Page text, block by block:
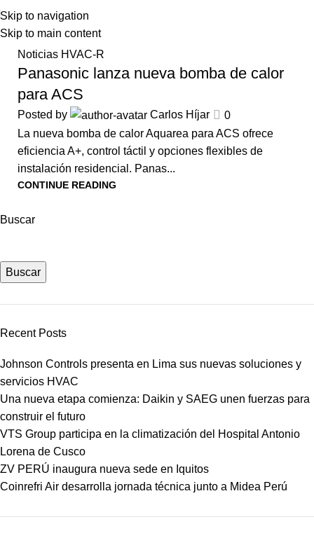
Skip to navigation
Skip to main content
21
Noticias HVAC-R
Panasonic lanza nueva bomba de calor
para ACS
Posted by Carlos Híjar
0
La nueva bomba de calor Aquarea para ACS ofrece
eficiencia A+, control táctil y opciones flexibles de
instalación residencial. Panas...
CONTINUE READING
Buscar
Buscar
Recent Posts
Johnson Controls presenta en Lima sus nuevas soluciones y
servicios HVAC
Una nueva etapa comienza: Daikin y SAEG unen fuerzas para
construir el futuro
VTS Group participa en la climatización del Hospital Antonio
Lorena de Cusco
ZV PERÚ inaugura nueva sede en Iquitos
Coinrefri Air desarrolla jornada técnica junto a Midea Perú